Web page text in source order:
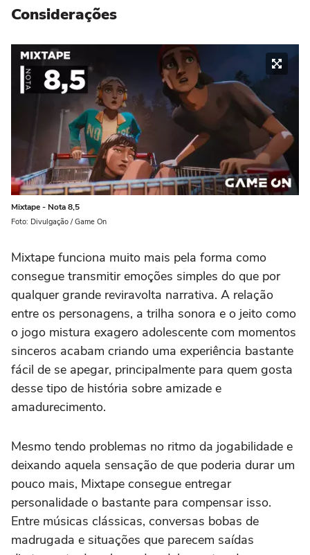
Considerações
Mixtape - Nota 8,5
Foto: Divulgação / Game On
Mixtape funciona muito mais pela forma como
consegue transmitir emoções simples do que por
qualquer grande reviravolta narrativa. A relação
entre os personagens, a trilha sonora e o jeito como
o jogo mistura exagero adolescente com momentos
sinceros acabam criando uma experiência bastante
fácil de se apegar, principalmente para quem gosta
desse tipo de história sobre amizade e
amadurecimento.
Mesmo tendo problemas no ritmo da jogabilidade e
deixando aquela sensação de que poderia durar um
pouco mais, Mixtape consegue entregar
personalidade o bastante para compensar isso.
Entre músicas clássicas, conversas bobas de
madrugada e situações que parecem saídas